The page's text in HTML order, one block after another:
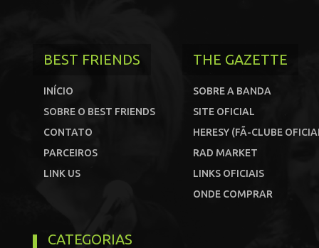
BEST FRIENDS
INÍCIO
SOBRE O BEST FRIENDS
CONTATO
PARCEIROS
LINK US
THE GAZETTE
SOBRE A BANDA
SITE OFICIAL
HERESY (FÃ-CLUBE
RAD MARKET
LINKS OFICIAIS
ONDE COMPRAR
CATEGORIAS